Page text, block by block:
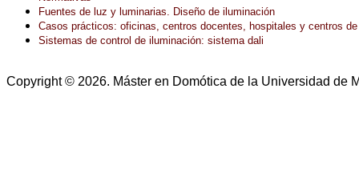
Fuentes de luz y luminarias. Diseño de iluminación
Casos prácticos: oficinas, centros docentes, hospitales y centros
Sistemas de control de iluminación: sistema dali
Copyright © 2026. Máster en Domótica de la Universidad de